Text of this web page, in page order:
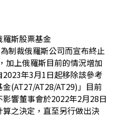
斯股票基金
制裁俄羅斯公司而宣布終止
加上俄羅斯目前的情況增加
年3月1日起移除該參考
(AT27/AT28/AT29)」目前
響董事會於2022年2月28日
之決定，直至另行做出決